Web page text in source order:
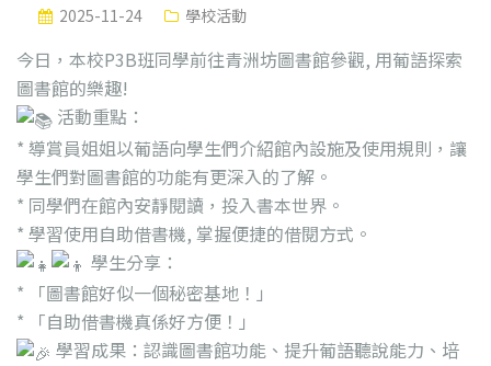
2025-11-24 學校活動
今日，本校P3B班同學前往青洲坊圖書館參觀, 用葡語探索
圖書館的樂趣!
活動重點：
* 導賞員姐姐以葡語向學生們介紹館內設施及使用規則，讓
學生們對圖書館的功能有更深入的了解。
* 同學們在館內安靜閱讀，投入書本世界。
* 學習使用自助借書機, 掌握便捷的借閱方式。
學生分享：
* 「圖書館好似一個秘密基地！」
* 「自助借書機真係好方便！」
學習成果：認識圖書館功能、提升葡語聽說能力、培